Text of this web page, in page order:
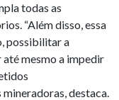
todas as
“Além disso, essa
possibilitar a
mesmo a impedir
destaca.